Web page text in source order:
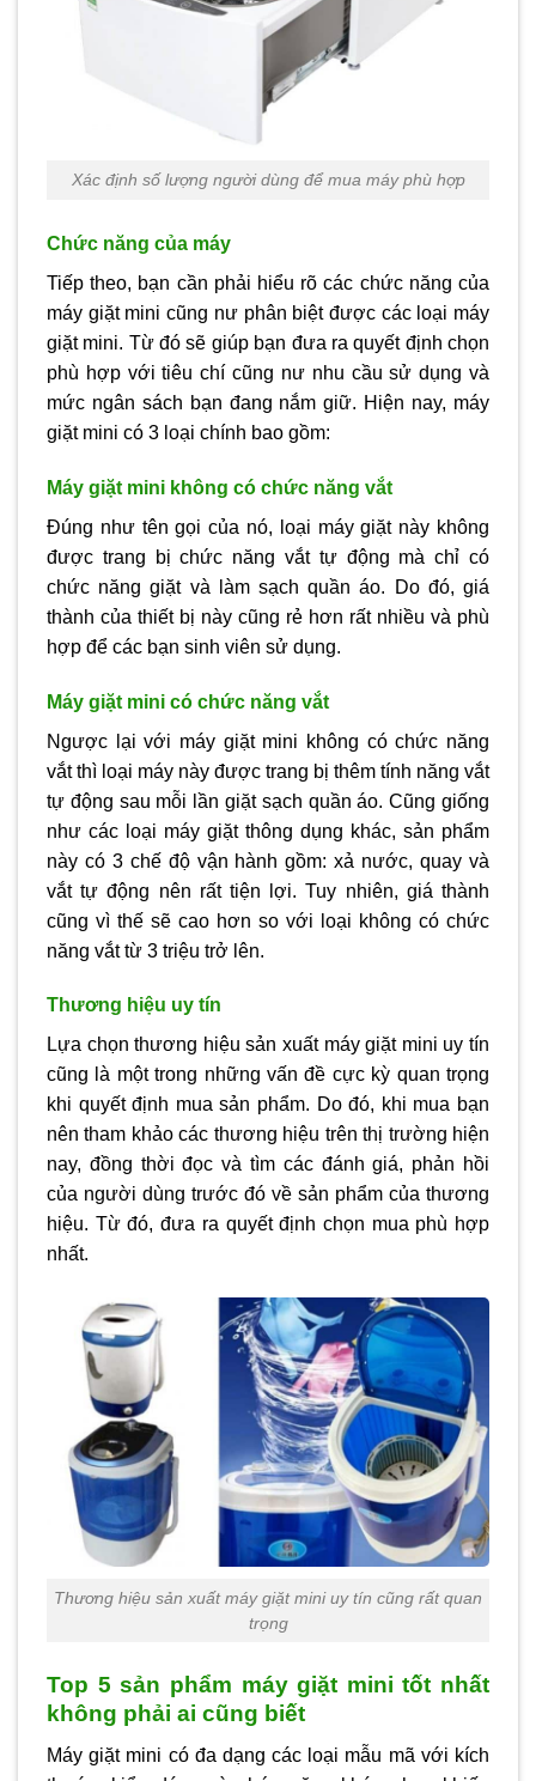
Xác định số lượng người dùng để mua máy phù hợp
Chức năng của máy
Tiếp theo, bạn cần phải hiểu rõ các chức năng của
máy giặt mini cũng nư phân biệt được các loại máy
giặt mini. Từ đó sẽ giúp bạn đưa ra quyết định chọn
phù hợp với tiêu chí cũng nư nhu cầu sử dụng và
mức ngân sách bạn đang nắm giữ. Hiện nay, máy
giặt mini có 3 loại chính bao gồm:
Máy giặt mini không có chức năng vắt
Đúng như tên gọi của nó, loại máy giặt này không
được trang bị chức năng vắt tự động mà chỉ có
chức năng giặt và làm sạch quần áo. Do đó, giá
thành của thiết bị này cũng rẻ hơn rất nhiều và phù
hợp để các bạn sinh viên sử dụng.
Máy giặt mini có chức năng vắt
Ngược lại với máy giặt mini không có chức năng
vắt thì loại máy này được trang bị thêm tính năng vắt
tự động sau mỗi lần giặt sạch quần áo. Cũng giống
như các loại máy giặt thông dụng khác, sản phẩm
này có 3 chế độ vận hành gồm: xả nước, quay và
vắt tự động nên rất tiện lợi. Tuy nhiên, giá thành
cũng vì thế sẽ cao hơn so với loại không có chức
năng vắt từ 3 triệu trở lên.
Thương hiệu uy tín
Lựa chọn thương hiệu sản xuất máy giặt mini uy tín
cũng là một trong những vấn đề cực kỳ quan trọng
khi quyết định mua sản phẩm. Do đó, khi mua bạn
nên tham khảo các thương hiệu trên thị trường hiện
nay, đồng thời đọc và tìm các đánh giá, phản hồi
của người dùng trước đó về sản phẩm của thương
hiệu. Từ đó, đưa ra quyết định chọn mua phù hợp
nhất.
Thương hiệu sản xuất máy giặt mini uy tín cũng rất quan
trọng
Top 5 sản phẩm máy giặt mini tốt nhất
không phải ai cũng biết
Máy giặt mini có đa dạng các loại mẫu mã với kích